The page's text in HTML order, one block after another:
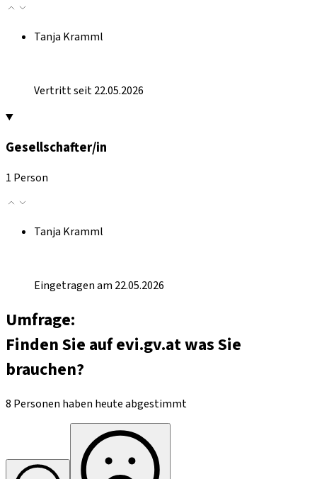
Tanja Kramml
Vertritt seit 22.05.2026
Gesellschafter/in
1 Person
Tanja Kramml
Eingetragen am 22.05.2026
Umfrage:
Finden Sie auf evi.gv.at was Sie
brauchen?
8 Personen haben heute abgestimmt